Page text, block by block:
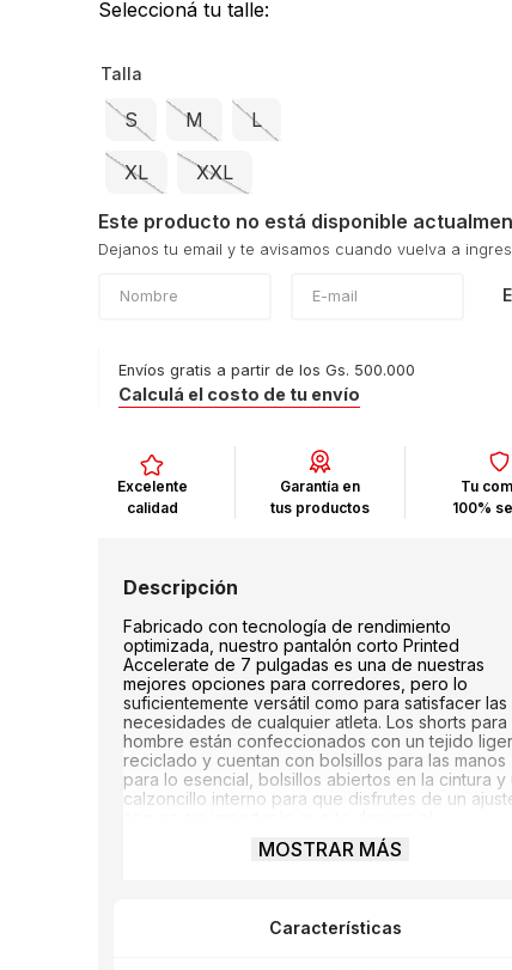
Seleccioná tu talle:
Talla
S M L
XL XXL
Este producto no está disponible
Envíos gratis a partir de los Gs. 500.000
Calculá el costo de tu envío
Excelente
calidad
Garantía en
tus productos
Tu
100%
Fabricado con tecnología de rendimiento
optimizada, nuestro pantalón corto Printed
Accelerate de 7 pulgadas es una de nuestras
mejores opciones para corredores, pero lo
suficientemente versátil como para satisfacer las
necesidades de cualquier atleta. Los shorts para
hombre están confeccionados con un tejido
reciclado y cuentan con bolsillos para las manos
para lo esencial, bolsillos abiertos en la cintura y
calzoncillo interno para que disfrutes de un
entrenamiento. La tecnología NB DRY elimina la
humedad para ayudarte a mantenerte seco y
MOSTRAR MÁS
Características